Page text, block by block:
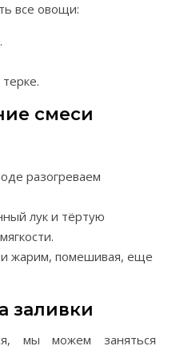
все овощи:
смеси
разогреваем
лук и тёртую
и жарим, помешивая, еще
заливки
мы можем заняться